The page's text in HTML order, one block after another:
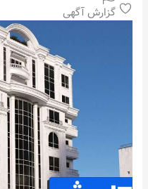
گزارش آگهی